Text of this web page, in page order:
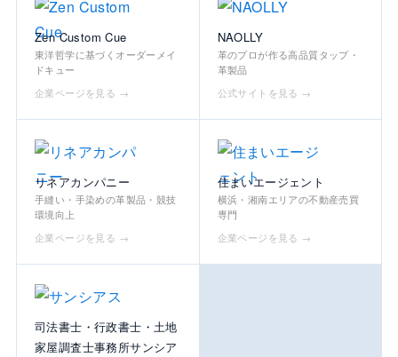
Zen Custom Cue
東洋哲学に基づくオーダーメイ
ドキュー
企業ページを見る →
NAOLLY
革のプロが作る高品質タップ・
革製品
公式サイトを見る →
リネアカンパニー
手縫い・手染めの革製品・競技
環境向上
企業ページを見る →
住まいエージェント
横浜・湘南エリアの不動産売買
専門
企業ページを見る →
司法書士・行政書士・土地
家屋調査士事務所サンシア